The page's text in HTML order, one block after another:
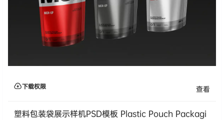
下载权限 查看
塑料包装袋展示样机PSD模板 Plastic Pouch Packagi